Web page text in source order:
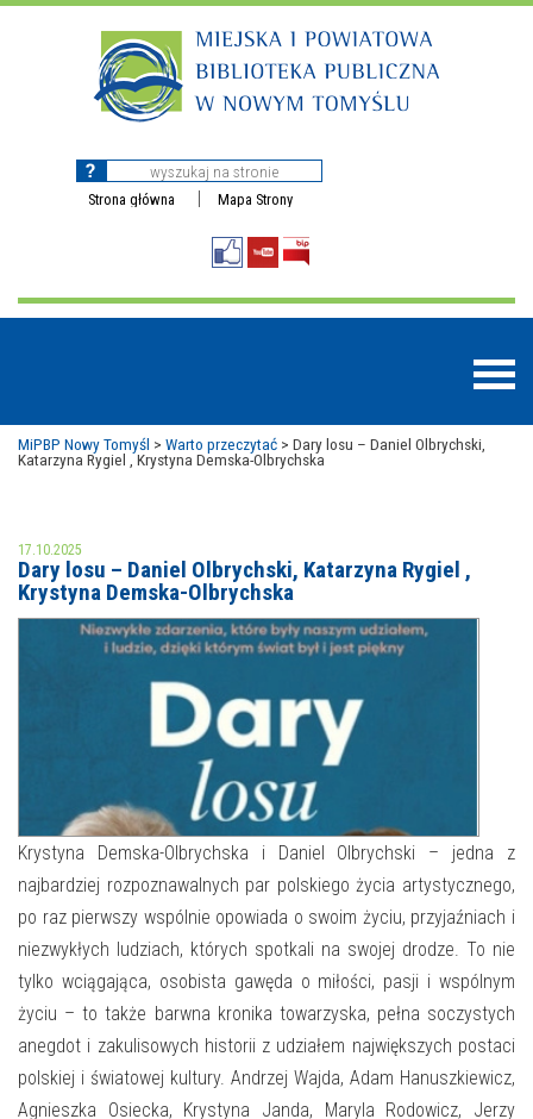
Strona główna Mapa Strony
MOJE KONTO
AKTUALNOŚCI
NAJBLIŻSZE WYDARZENIA
WYDARZENIA BIEŻĄCE
WYDARZYŁO SIĘ
NASZA OFERTA
STREFA WIEDZY O REGIONIE
FORMY STAŁE
NASZE FILIE
POLECANE STRONY
WYDARZENIA KULTURALNE
FOTO
E-INFORMATOR
MiPBP Nowy Tomyśl > Warto przeczytać > Dary losu – Daniel Olbrychski,
Katarzyna Rygiel , Krystyna Demska-Olbrychska
17.10.2025
Dary losu – Daniel Olbrychski, Katarzyna Rygiel ,
Krystyna Demska-Olbrychska
Krystyna Demska-Olbrychska i Daniel Olbrychski – jedna z
najbardziej rozpoznawalnych par polskiego życia artystycznego,
po raz pierwszy wspólnie opowiada o swoim życiu, przyjaźniach i
niezwykłych ludziach, których spotkali na swojej drodze. To nie
tylko wciągająca, osobista gawęda o miłości, pasji i wspólnym
życiu – to także barwna kronika towarzyska, pełna soczystych
anegdot i zakulisowych historii z udziałem największych postaci
polskiej i światowej kultury. Andrzej Wajda, Adam Hanuszkiewicz,
Agnieszka Osiecka, Krystyna Janda, Maryla Rodowicz, Jerzy